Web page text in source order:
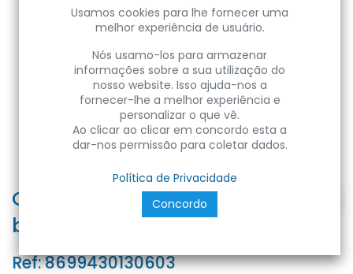
CALHA-10 | Caha técnica de PVC
branca com furação 100x40 2M
Ref:8699430130603
Usamos cookies para lhe fornecer uma
melhor experiência de usuário.
Nós usamo-los para armazenar
informações sobre a sua utilização do
nosso website. Isso ajuda-nos a
fornecer-lhe a melhor experiência e
personalizar o que vê.
Ao clicar ao clicar em concordo esta a
dar-nos permissão para coletar dados.
Política de Privacidade
Concordo